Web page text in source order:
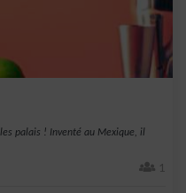
palais ! Inventé au Mexique, il
1